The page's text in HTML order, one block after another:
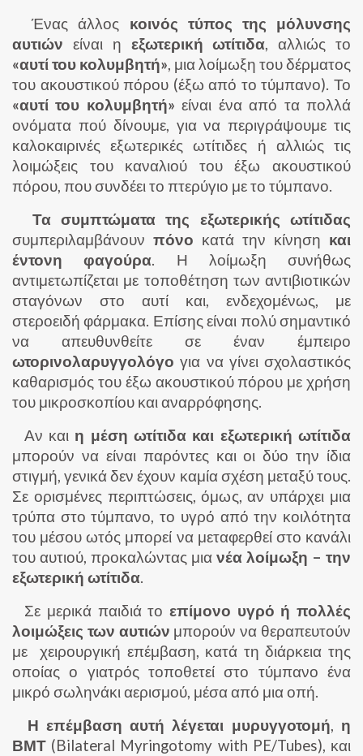
Ένας άλλος κοινός τύπος της μόλυνσης
αυτιών είναι η εξωτερική ωτίτιδα, αλλιώς το
«αυτί του κολυμβητή», μια λοίμωξη του δέρματος
του ακουστικού πόρου (έξω από το τύμπανο). Το
«αυτί του κολυμβητή» είναι ένα από τα πολλά
ονόματα πού δίνουμε, για να περιγράψουμε τις
καλοκαιρινές εξωτερικές ωτίτιδες ή αλλιώς τις
λοιμώξεις του καναλιού του έξω ακουστικού
πόρου, που συνδέει το πτερύγιο με το τύμπανο.
Τα συμπτώματα της εξωτερικής ωτίτιδας
συμπεριλαμβάνουν πόνο κατά την κίνηση και
έντονη φαγούρα. Η λοίμωξη συνήθως
αντιμετωπίζεται με τοποθέτηση των αντιβιοτικών
σταγόνων στο αυτί και, ενδεχομένως, με
στεροειδή φάρμακα. Επίσης είναι πολύ σημαντικό
να απευθυνθείτε σε έναν έμπειρο
ωτορινολαρυγγολόγο για να γίνει σχολαστικός
καθαρισμός του έξω ακουστικού πόρου με χρήση
του μικροσκοπίου και αναρρόφησης.
Αν και η μέση ωτίτιδα και εξωτερική ωτίτιδα
μπορούν να είναι παρόντες και οι δύο την ίδια
στιγμή, γενικά δεν έχουν καμία σχέση μεταξύ τους.
Σε ορισμένες περιπτώσεις, όμως, αν υπάρχει μια
τρύπα στο τύμπανο, το υγρό από την κοιλότητα
του μέσου ωτός μπορεί να μεταφερθεί στο κανάλι
του αυτιού, προκαλώντας μια νέα λοίμωξη – την
εξωτερική ωτίτιδα.
Σε μερικά παιδιά το επίμονο υγρό ή πολλές
λοιμώξεις των αυτιών μπορούν να θεραπευτούν
με χειρουργική επέμβαση, κατά τη διάρκεια της
οποίας ο γιατρός τοποθετεί στο τύμπανο ένα
μικρό σωληνάκι αερισμού, μέσα από μια οπή.
Η επέμβαση αυτή λέγεται μυρυγγοτομή, η
ΒΜΤ (Bilateral Myringotomy with PE/Tubes), και